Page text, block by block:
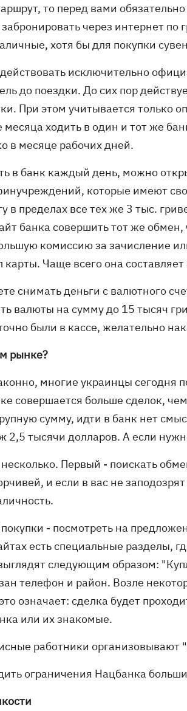
то перед вами
через интернет по
хотя бы для покупки
исключительно
до поездки. До сих пор
При этом учитывается только
месяца ходить в один и тот же
в месяце рабочих дней.
в банк каждый день, можно
которые имеют
в пределах все тех же 3 тыс.
банка совершить тот же обмен,
комиссию за зачисление
карты. Чаще всего она
снимать деньги с валютного
валюты на сумму до 15 тысяч
были в кассе, желательно
рынке?
многие украинцы сегодня
совершается больше сделок,
сумму, идти в банк нет
2,5 тысячи долларов. А если
Первый - поискать
и если в вас не
- посмотреть на
есть специальные разделы,
следующим образом:
телефон и район. Возле
означает: сделка будет
или их знакомые.
работники организовывают
ограничения Нацбанка